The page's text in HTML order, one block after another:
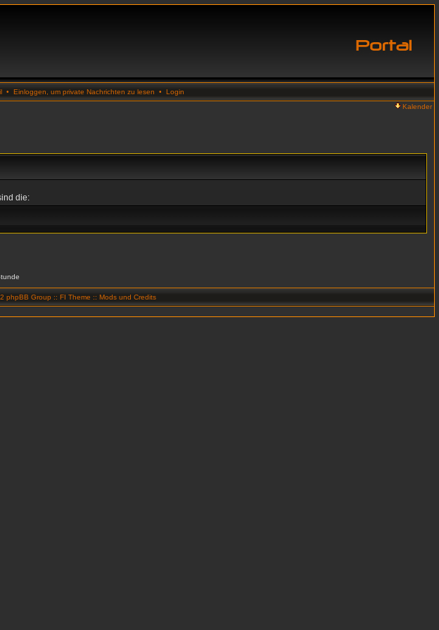
• Einloggen, um private Nachrichten zu lesen • Login
Kalender
die:
phpBB Group :: FI Theme :: Mods und Credits